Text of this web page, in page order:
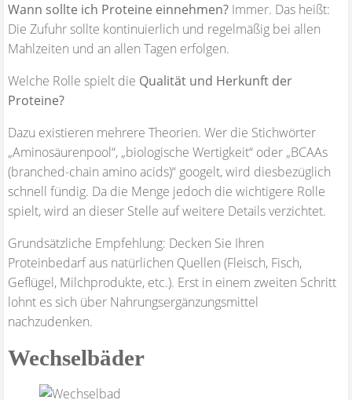
Wann sollte ich Proteine einnehmen? Immer. Das heißt:
Die Zufuhr sollte kontinuierlich und regelmäßig bei allen
Mahlzeiten und an allen Tagen erfolgen.
Welche Rolle spielt die Qualität und Herkunft der
Proteine?
Dazu existieren mehrere Theorien. Wer die Stichwörter
„Aminosäurenpool“, „biologische Wertigkeit“ oder „BCAAs
(branched-chain amino acids)“ googelt, wird diesbezüglich
schnell fündig. Da die Menge jedoch die wichtigere Rolle
spielt, wird an dieser Stelle auf weitere Details verzichtet.
Grundsätzliche Empfehlung: Decken Sie Ihren
Proteinbedarf aus natürlichen Quellen (Fleisch, Fisch,
Geflügel, Milchprodukte, etc.). Erst in einem zweiten Schritt
lohnt es sich über Nahrungsergänzungsmittel
nachzudenken.
Wechselbäder